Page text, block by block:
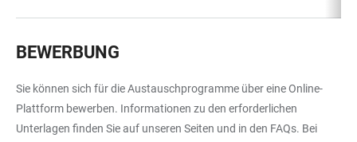
BEWERBUNG
Sie können sich für die Austauschprogramme über eine Online-
Plattform bewerben. Informationen zu den erforderlichen
Unterlagen finden Sie auf unseren Seiten und in den FAQs. Bei